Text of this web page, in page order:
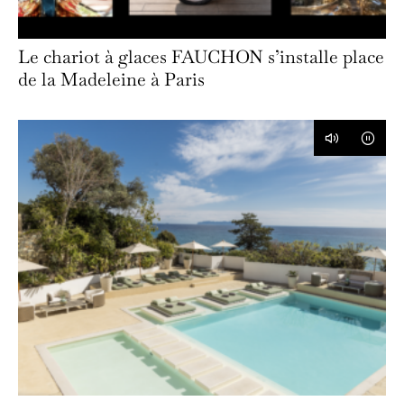
Le chariot à glaces FAUCHON s’installe place
de la Madeleine à Paris